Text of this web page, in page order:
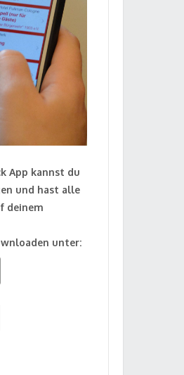
App kannst du
und hast alle
deinem
unter: